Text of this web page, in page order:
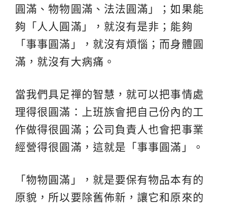
圓滿、物物圓滿、法法圓滿」；如果能
夠「人人圓滿」，就沒有是非；能夠
「事事圓滿」，就沒有煩惱；而身體圓
滿，就沒有大病痛。
當我們具足禪的智慧，就可以把事情處
理得很圓滿：上班族會把自己份內的工
作做得很圓滿；公司負責人也會把事業
經營得很圓滿，這就是「事事圓滿」。
「物物圓滿」，就是要保有物品本有的
原貌，所以要除舊佈新，讓它和原來的